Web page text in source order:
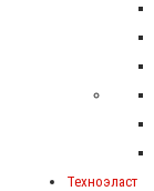
Техноэласт